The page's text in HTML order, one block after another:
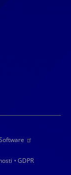
• GDPR